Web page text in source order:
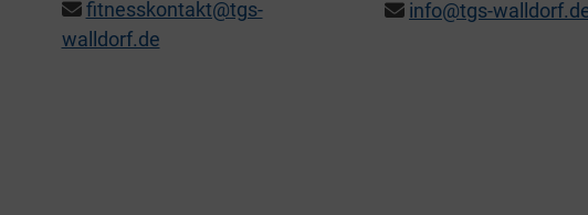
fitnesskontakt@tgs-
walldorf.de
info@tgs-